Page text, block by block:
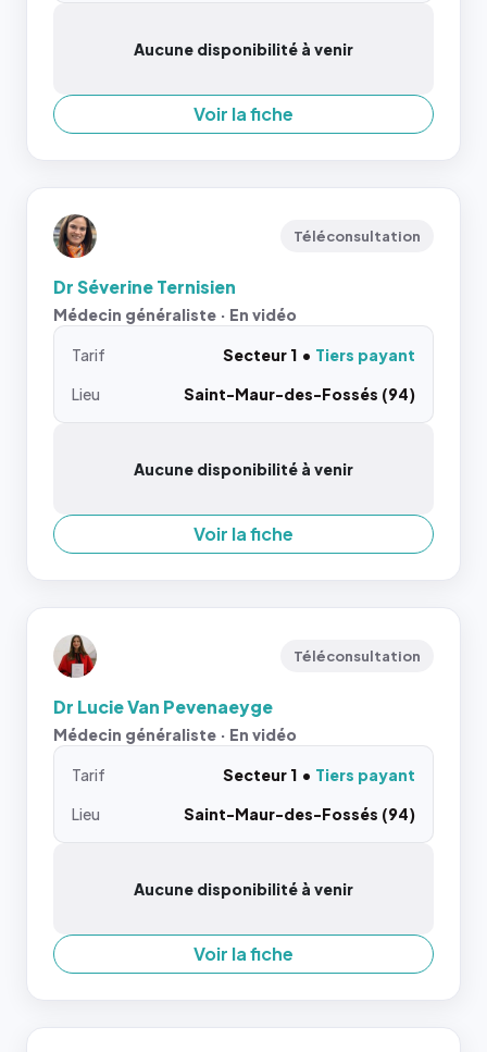
Aucune disponibilité à venir
Voir la fiche
Téléconsultation
Dr Séverine Ternisien
Médecin généraliste · En vidéo
Tarif Secteur 1
Tiers payant
Lieu
Saint-Maur-des-Fossés (94)
Aucune disponibilité à venir
Voir la fiche
Téléconsultation
Dr Lucie Van Pevenaeyge
Médecin généraliste · En vidéo
Tarif Secteur 1
Tiers payant
Lieu
Saint-Maur-des-Fossés (94)
Aucune disponibilité à venir
Voir la fiche